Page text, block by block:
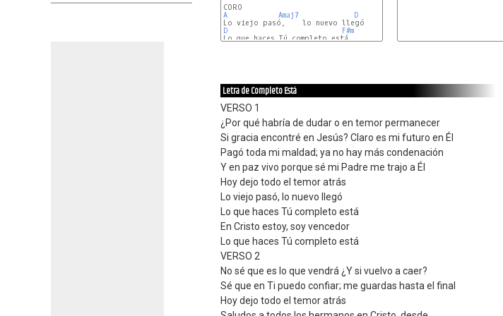
A
Amaj7
D
D
F#m
Letra de Completo Está
VERSO 1
¿Por qué habría de dudar o en temor permanecer
Si gracia encontré en Jesús? Claro es mi futuro en Él
Pagó toda mi maldad; ya no hay más condenación
Y en paz vivo porque sé mi Padre me trajo a Él
Hoy dejo todo el temor atrás
Lo viejo pasó, lo nuevo llegó
Lo que haces Tú completo está
En Cristo estoy, soy vencedor
Lo que haces Tú completo está
VERSO 2
No sé que es lo que vendrá ¿Y si vuelvo a caer?
Sé que en Ti puedo confiar; me guardas hasta el final
Hoy dejo todo el temor atrás